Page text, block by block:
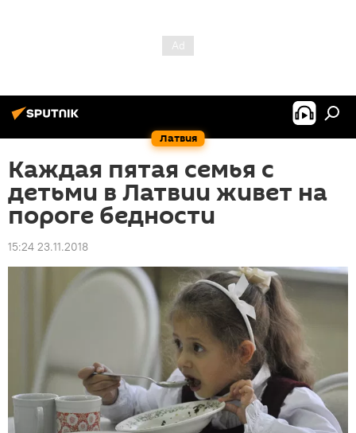
Латвия
Каждая пятая семья с
детьми в Латвии живет на
пороге бедности
15:24 23.11.2018